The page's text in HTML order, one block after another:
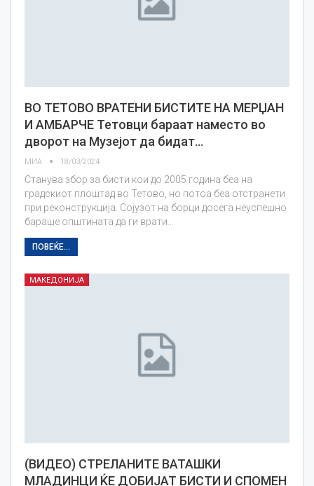
ВО ТЕТОВО ВРАТЕНИ БИСТИТЕ НА МЕРЏАН
И АМБАРЧЕ Тетовци бараат наместо во
дворот на Музејот да бидат…
МИА 18/03/2024
Станува збор за бисти кои до 2005 година беа на
градскиот плоштад во Тетово, но потоа беа отстранети
при реконструкција. Сојузот на борци досега неуспешно
бараше општината да ги врати…
ПОВЕЌЕ...
МАКЕДОНИЈА
(ВИДЕО) СТРЕЛАНИТЕ ВАТАШКИ
МЛАДИНЦИ ЌЕ ДОБИЈАТ БИСТИ И СПОМЕН